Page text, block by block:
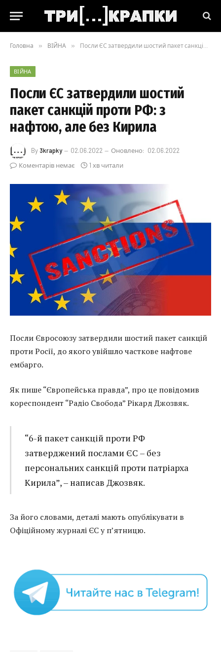
Головна » ВІЙНА » Посли ЄС затвердили шостий пакет санкцій проти РФ: з нафтою, але без Кирила
ВІЙНА
Посли ЄС затвердили шостий
пакет санкцій проти РФ: з
нафтою, але без Кирила
By 3krapky 02.06.2022 Оновлено: 02.06.2022
Коментарів немає
1 хв читали
Посли Євросоюзу затвердили шостий пакет санкцій
проти Росії, до якого увійшло часткове нафтове
ембарго.
Як пише “Європейська правда”, про це повідомив
кореспондент “Радіо Свобода” Рікард Джозвяк.
“6-й пакет санкцій проти РФ
затверджений послами ЄС – без
персональних санкцій проти патріарха
Кирила”, – написав Джозвяк.
За його словами, деталі мають опублікувати в
Офіційному журналі ЄС у п’ятницю.